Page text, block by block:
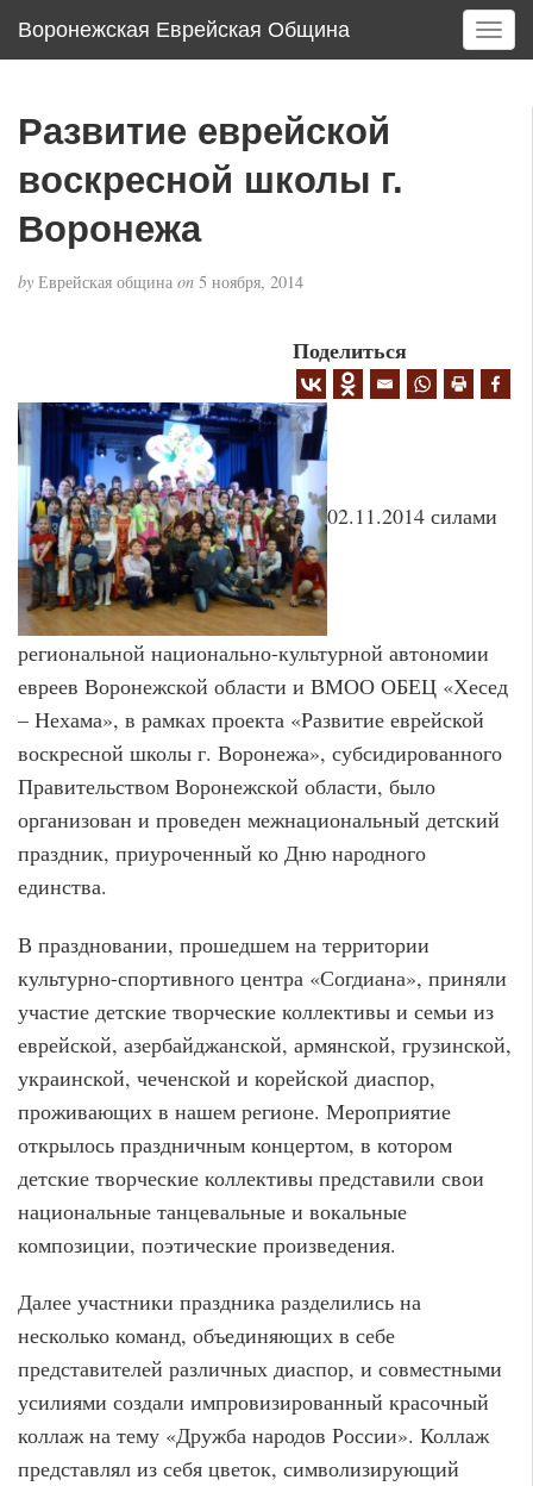
Воронежская Еврейская Община
T
o
i
o
Развитие еврейской
воскресной школы г.
Воронежа
by Еврейская община on 5 ноября, 2014
Поделиться
02.11.2014 силами
региональной национально-культурной автономии
евреев Воронежской области и ВМОО ОБЕЦ «Хесед
– Нехама», в рамках проекта «Развитие еврейской
воскресной школы г. Воронежа», субсидированного
Правительством Воронежской области, было
организован и проведен межнациональный детский
праздник, приуроченный ко Дню народного
единства.
В праздновании, прошедшем на территории
культурно-спортивного центра «Согдиана», приняли
участие детские творческие коллективы и семьи из
еврейской, азербайджанской, армянской, грузинской,
украинской, чеченской и корейской диаспор,
проживающих в нашем регионе. Мероприятие
открылось праздничным концертом, в котором
детские творческие коллективы представили свои
национальные танцевальные и вокальные
композиции, поэтические произведения.
Далее участники праздника разделились на
несколько команд, объединяющих в себе
представителей различных диаспор, и совместными
усилиями создали импровизированный красочный
коллаж на тему «Дружба народов России». Коллаж
представлял из себя цветок, символизирующий